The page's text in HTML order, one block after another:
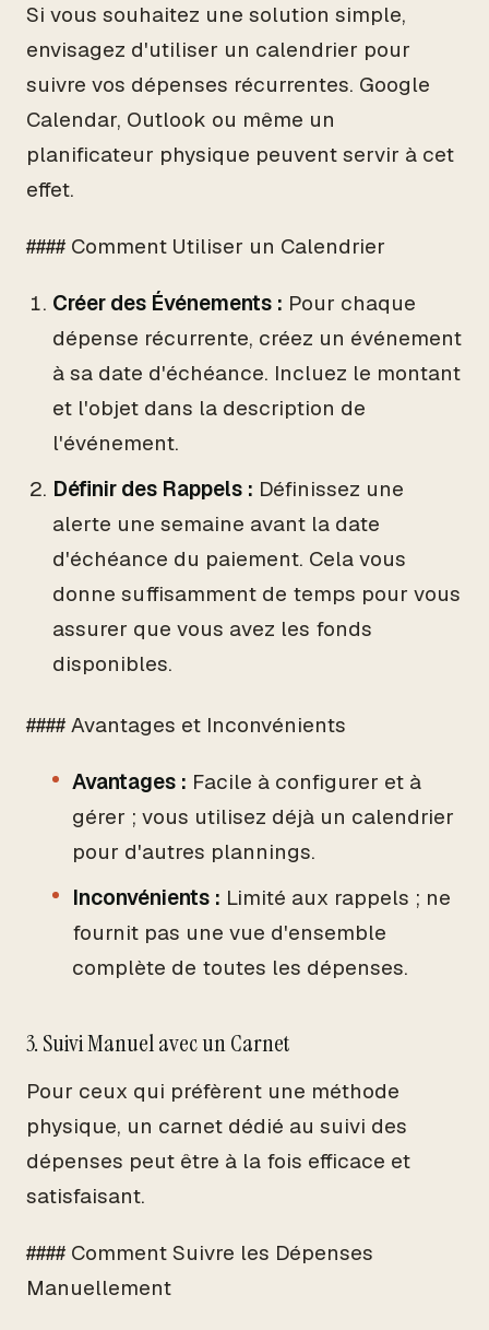
Si vous souhaitez une solution simple,
envisagez d'utiliser un calendrier pour
suivre vos dépenses récurrentes. Google
Calendar, Outlook ou même un
planificateur physique peuvent servir à cet
effet.
#### Comment Utiliser un Calendrier
Créer des Événements : Pour chaque
dépense récurrente, créez un événement
à sa date d'échéance. Incluez le montant
et l'objet dans la description de
l'événement.
Définir des Rappels : Définissez une
alerte une semaine avant la date
d'échéance du paiement. Cela vous
donne suffisamment de temps pour vous
assurer que vous avez les fonds
disponibles.
#### Avantages et Inconvénients
Avantages : Facile à configurer et à
gérer ; vous utilisez déjà un calendrier
pour d'autres plannings.
Inconvénients : Limité aux rappels ; ne
fournit pas une vue d'ensemble
complète de toutes les dépenses.
3. Suivi Manuel avec un Carnet
Pour ceux qui préfèrent une méthode
physique, un carnet dédié au suivi des
dépenses peut être à la fois efficace et
satisfaisant.
#### Comment Suivre les Dépenses
Manuellement